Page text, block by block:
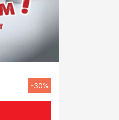
-30%